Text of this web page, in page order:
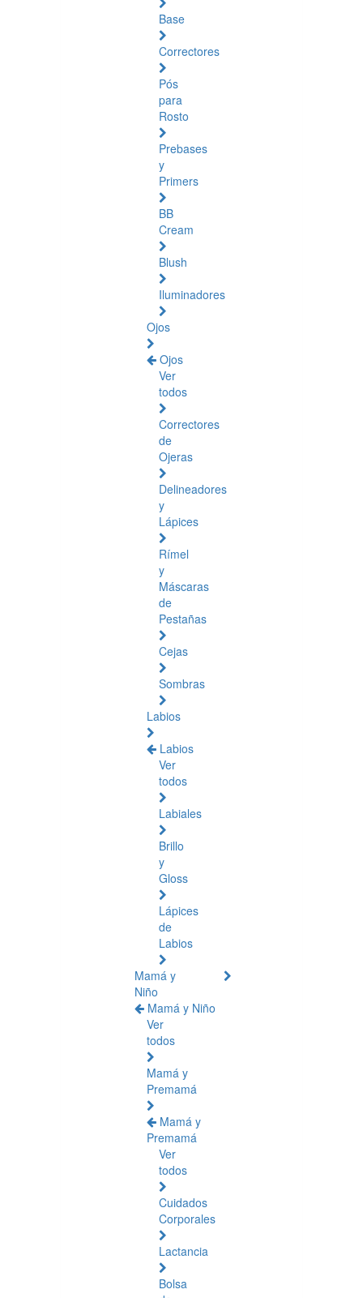
Base
Correctores
Pós
para
Rosto
Prebases
y
Primers
BB
Cream
Blush
Iluminadores
Ojos
Ojos
Ver
todos
Correctores
de
Ojeras
Delineadores
y
Lápices
Rímel
y
Máscaras
de
Pestañas
Cejas
Sombras
Labios
Labios
Ver
todos
Labiales
Brillo
y
Gloss
Lápices
de
Labios
Mamá y
Niño
Mamá y Niño
Ver
todos
Mamá y
Premamá
Mamá y
Premamá
Ver
todos
Cuidados
Corporales
Lactancia
Bolsa